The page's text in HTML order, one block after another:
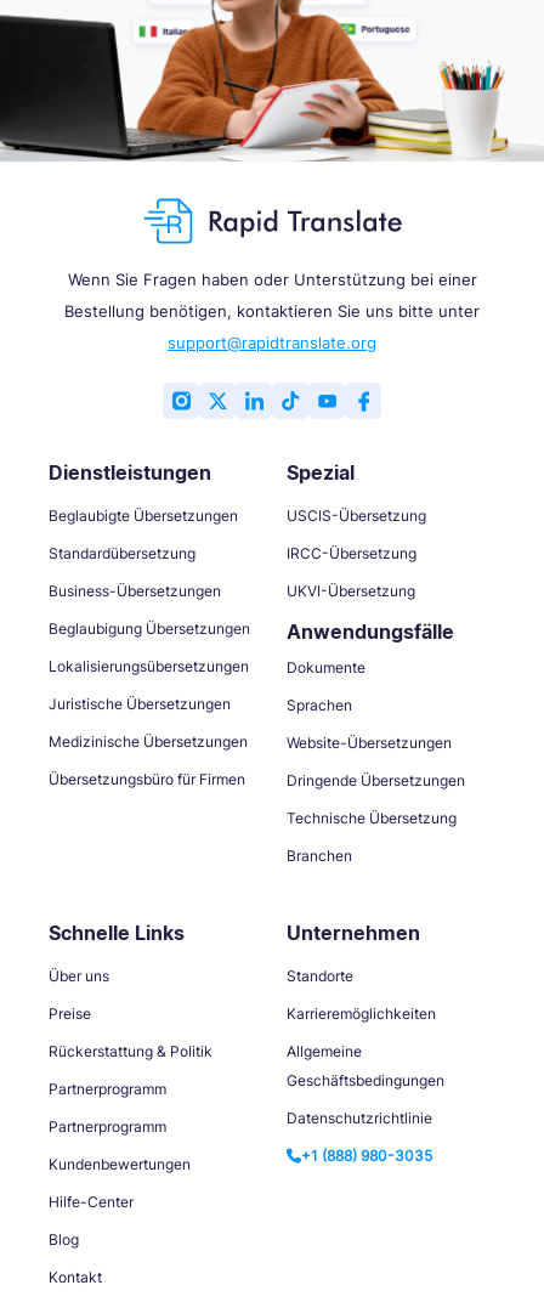
Wenn Sie Fragen haben oder Unterstützung bei einer
Bestellung benötigen, kontaktieren Sie uns bitte unter
support@rapidtranslate.org
Dienstleistungen
Beglaubigte Übersetzungen
Standardübersetzung
Business-Übersetzungen
Beglaubigung Übersetzungen
Lokalisierungsübersetzungen
Juristische Übersetzungen
Medizinische Übersetzungen
Übersetzungsbüro für Firmen
Spezial
USCIS-Übersetzung
IRCC-Übersetzung
UKVI-Übersetzung
Anwendungsfälle
Dokumente
Sprachen
Website-Übersetzungen
Dringende Übersetzungen
Technische Übersetzung
Branchen
Schnelle Links
Über uns
Preise
Rückerstattung & Politik
Partnerprogramm
Partnerprogramm
Kundenbewertungen
Hilfe-Center
Blog
Kontakt
Unternehmen
Standorte
Karrieremöglichkeiten
Allgemeine
Geschäftsbedingungen
Datenschutzrichtlinie
+1 (888) 980-3035